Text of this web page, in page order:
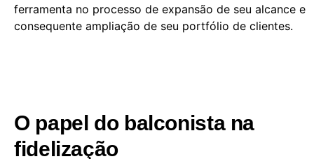
ferramenta no processo de expansão de seu alcance e
consequente ampliação de seu portfólio de clientes.
O papel do balconista na
fidelização